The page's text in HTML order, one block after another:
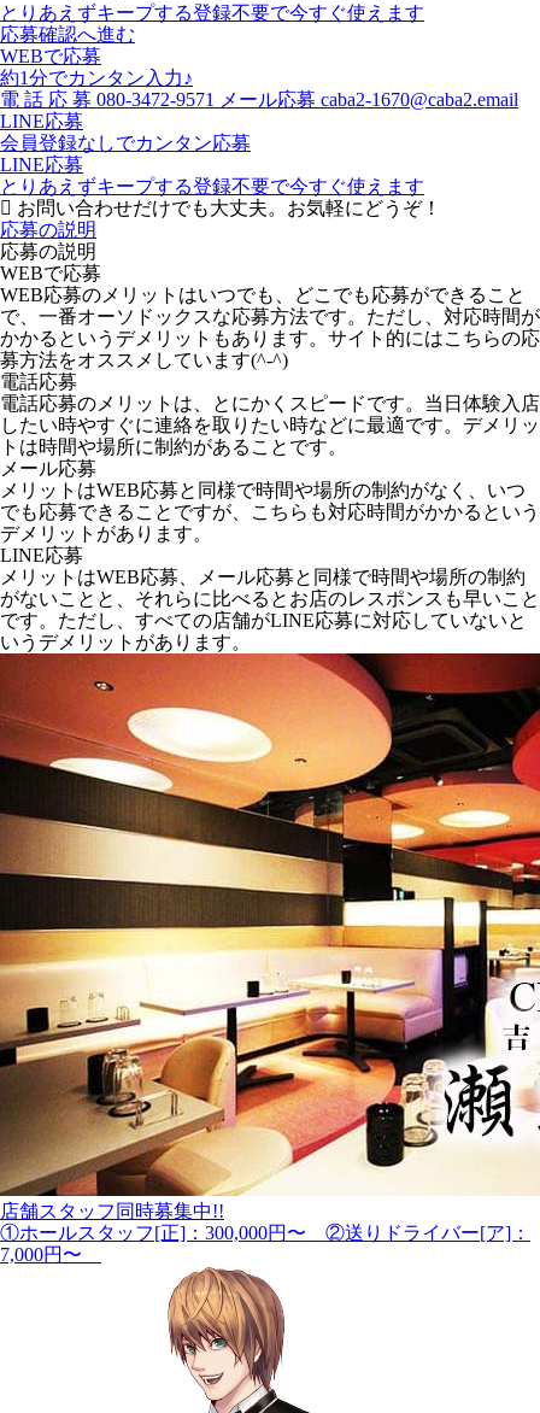
とりあえずキープする登録不要で今すぐ使えます
応募確認へ進む
WEBで応募
約1分でカンタン入力♪
電 話 応 募 080-3472-9571 メール応募 caba2-1670@caba2.email
LINE応募
会員登録なしでカンタン応募
LINE応募
とりあえずキープする登録不要で今すぐ使えます
お問い合わせだけでも大丈夫。お気軽にどうぞ！
応募の説明
応募の説明
WEBで応募
WEB応募のメリットはいつでも、どこでも応募ができること
で、一番オーソドックスな応募方法です。ただし、対応時間が
かかるというデメリットもあります。サイト的にはこちらの応
募方法をオススメしています(^-^)
電話応募
電話応募のメリットは、とにかくスピードです。当日体験入店
したい時やすぐに連絡を取りたい時などに最適です。デメリッ
トは時間や場所に制約があることです。
メール応募
メリットはWEB応募と同様で時間や場所の制約がなく、いつ
でも応募できることですが、こちらも対応時間がかかるという
デメリットがあります。
LINE応募
メリットはWEB応募、メール応募と同様で時間や場所の制約
がないことと、それらに比べるとお店のレスポンスも早いこと
です。ただし、すべての店舗がLINE応募に対応していないと
いうデメリットがあります。
店舗スタッフ同時募集中!!
①ホールスタッフ[正]：300,000円〜 ②送りドライバー[ア]：
7,000円〜